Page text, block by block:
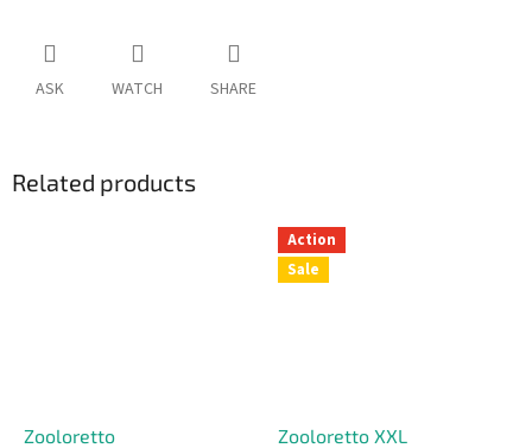
ASK WATCH SHARE
Related products
Zooloretto
Action
Sale
Zooloretto XXL